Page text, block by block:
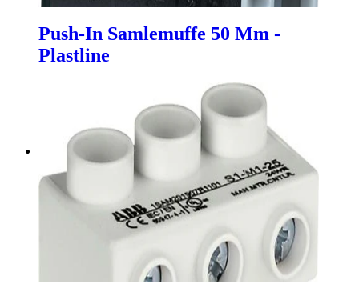
Push-In Samlemuffe 50 Mm -
Plastline